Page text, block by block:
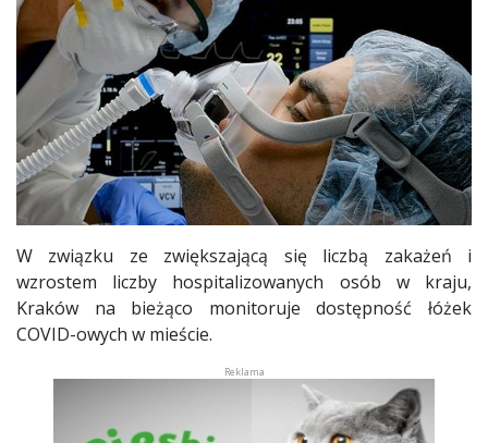
W związku ze zwiększającą się liczbą zakażeń i
wzrostem liczby hospitalizowanych osób w kraju,
Kraków na bieżąco monitoruje dostępność łóżek
COVID-owych w mieście.